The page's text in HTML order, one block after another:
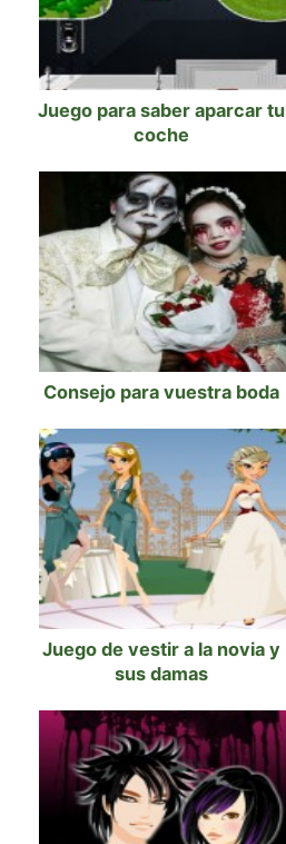
Juego para saber aparcar tu
coche
Consejo para vuestra boda
Juego de vestir a la novia y
sus damas